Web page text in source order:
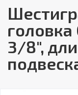
головка
3/8",